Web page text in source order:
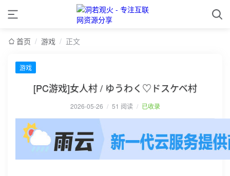
首页 / 游戏 / 正文
游戏
[PC游戏]女人村 / ゆうわく♡ドスケベ村
2026-05-26 / 51 阅读 / 已收录